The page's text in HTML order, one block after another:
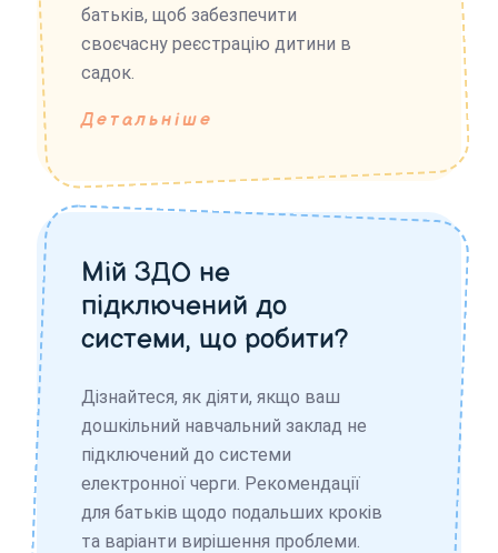
батьків, щоб забезпечити
своєчасну реєстрацію дитини в
садок.
Детальніше
Мій ЗДО не
підключений до
системи, що робити?
Дізнайтеся, як діяти, якщо ваш
дошкільний навчальний заклад не
підключений до системи
електронної черги. Рекомендації
для батьків щодо подальших кроків
та варіанти вирішення проблеми.